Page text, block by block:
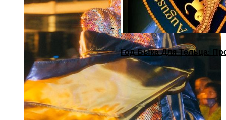
Год Быка Для Тельца: